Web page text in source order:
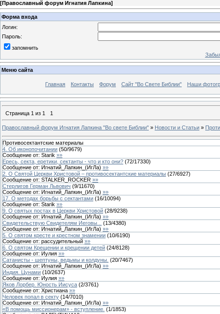
[Православный форум Игнатия Лапкина]
Форма входа
Логин:
Пароль:
запомнить
Меню сайта
Главная Контакты Форум Сайт "Во Свете Библии" Наши
Страница 1 из 1 1
Православный форум Игнатия Лапкина "Во свете Библии" » Новости и Статьи »
Противосектантские материалы
4. Об иконопочитании (50/9679)
Сообщение от: Starik »»
Ересь, секта, еретики, сектанты - что и кто они? (72/17330)
Сообщение от: Игнатий_Лапкин_(ИгЛа) »»
2. О Святой Церкви Христовой – противосектантские материалы (27/6927)
Сообщение от: STALKER_ROCKER »»
Стерлигов Герман Львович (9/11670)
Сообщение от: Игнатий_Лапкин_(ИгЛа) »»
17. О методах борьбы с сектантами (16/10094)
Сообщение от: Starik »»
9. О святых постах в Церкви Христовой (28/9238)
Сообщение от: Игнатий_Лапкин_(ИгЛа) »»
Свидетельствую Свидетелям Иеговы...
(13/4380)
Сообщение от: Игнатий_Лапкин_(ИгЛа) »»
5. О святом кресте и крестном знамении (10/6190)
Сообщение от: рассудительный »»
6. О святом Крещении и крещении детей (24/8128)
Сообщение от: Иулия »»
Сатанисты - шептуны, ведьмы и колдуны. (20/7467)
Сообщение от: Игнатий_Лапкин_(ИгЛа) »»
Индия. Цунами (10/2637)
Сообщение от: Иулия »»
Яков Лорбер. Юность Иисуса (2/3761)
Сообщение от: Христиана »»
Человек попал в секту (14/7010)
Сообщение от: Игнатий_Лапкин_(ИгЛа) »»
«В помощь миссионерам» - вступление. (1/1853)